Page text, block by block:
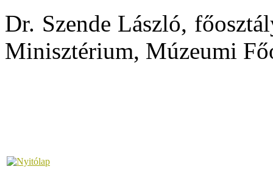
Dr. Szende László,
Minisztérium, Múzeumi